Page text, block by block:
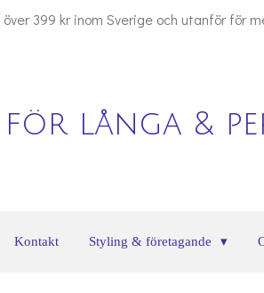
399 kr inom Sverige och utanför för
för långa &
Kontakt Styling & företagande